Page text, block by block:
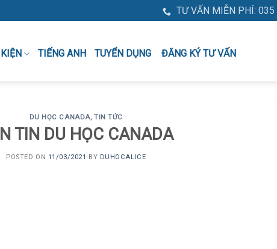
TƯ VẤN MIỄN PHÍ:
TIẾNG ANH TUYỂN DỤNG ĐĂNG KÝ TƯ VẤN
DU HỌC CANADA, TIN TỨC
TIN DU HỌC CANADA
POSTED ON 11/03/2021 BY DUHOCALICE